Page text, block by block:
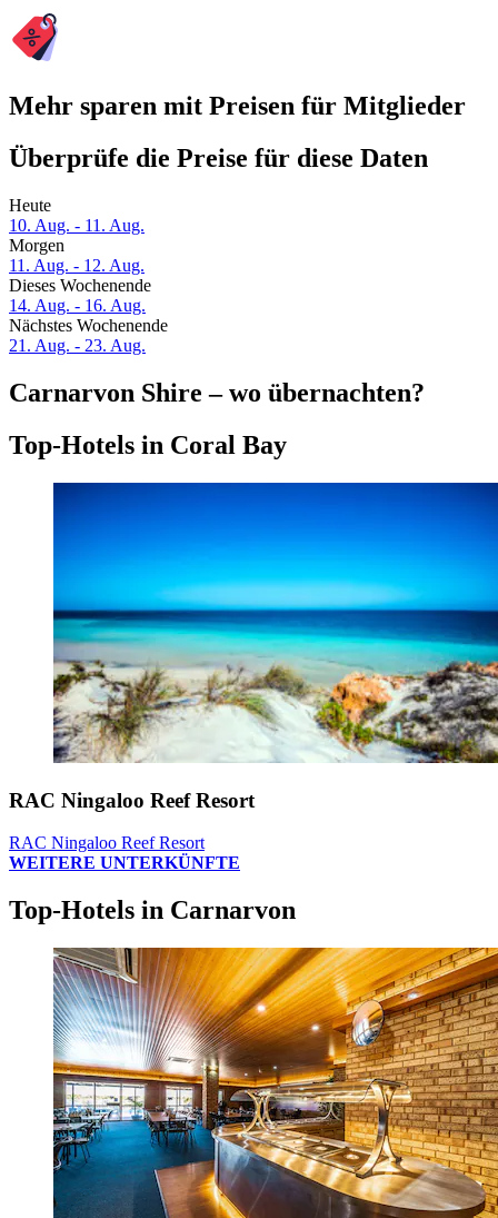
Mehr sparen mit Preisen für Mitglieder
Überprüfe die Preise für diese Daten
Heute
10. Aug. - 11. Aug.
Morgen
11. Aug. - 12. Aug.
Dieses Wochenende
14. Aug. - 16. Aug.
Nächstes Wochenende
21. Aug. - 23. Aug.
Carnarvon Shire – wo übernachten?
Top-Hotels in Coral Bay
RAC Ningaloo Reef Resort
RAC Ningaloo Reef Resort
WEITERE UNTERKÜNFTE
Top-Hotels in Carnarvon